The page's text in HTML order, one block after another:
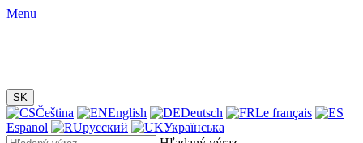
Menu
SK
Čeština English Deutsch
Le français
Espanol
русский
Українська